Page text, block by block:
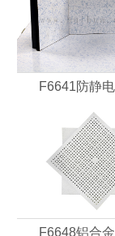
F6641防静
F6648铝合